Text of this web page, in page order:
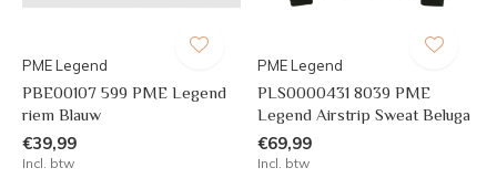
PME Legend
PBE00107 599 PME Legend
riem Blauw
€39,99
Incl. btw
PME Legend
PLS0000431 8039 PME
Legend Airstrip Sweat Beluga
€69,99
Incl. btw